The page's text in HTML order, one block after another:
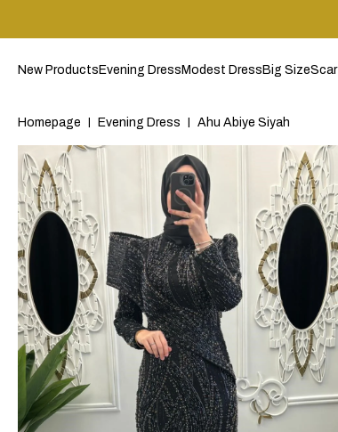
New ProductsEvening DressModest DressBig Size
Homepage Evening Dress Ahu Abiye Siyah